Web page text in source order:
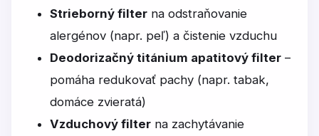
Strieborný filter na odstraňovanie
alergénov (napr. peľ) a čistenie vzduchu
Deodorizačný titánium apatitový filter –
pomáha redukovať pachy (napr. tabak,
domáce zvieratá)
Vzduchový filter na zachytávanie